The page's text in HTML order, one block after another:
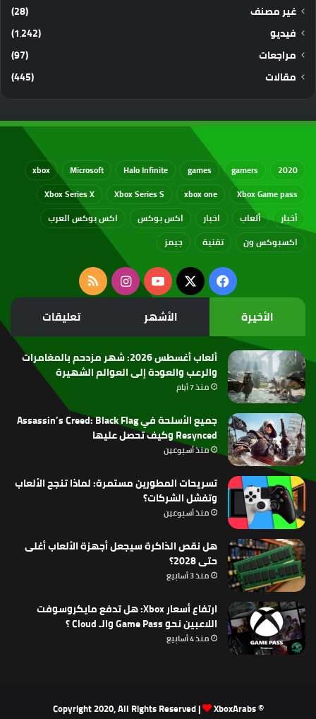
غير مصنف
(28)
فيديو
(1٬242)
مراجعات
(97)
مقالات
(445)
2020
gamers
games
Halo Infinite
Microsoft
xbox
Xbox Game pass
xbox one
Xbox Series S
Xbox Series X
أخبار
ألعاب اخبار اكس بوكس
اكس بوكس العرب
اكسبوكس ون
تقنية جيمز
فيسبوك
‫X
‫YouTubeانستقرامملخص
الموقع
RSS
الأخيرة الأشهر تعليقات
ألعاب أغسطس 2026: شهر مزدحم بالمغامرات
والرعب والعودة إلى العوالم الشهيرة
منذ 7 أيام
جميع الأسلحة في Assassin’s Creed: Black Flag
Resynced وكيف تحصل عليها
منذ أسبوعين
تسريحات المطورين مستمرة: لماذا تنجح الألعاب
وتفشل الشركات؟
منذ أسبوعين
هل نقص الذاكرة سيجعل أجهزة الألعاب أغلى
حتى 2028؟
منذ 3 أسابيع
ارتفاع أسعار Xbox: هل تدفع مايكروسوفت
اللاعبين نحو Game Pass والـ Cloud ؟
منذ 4 أسابيع
© Copyright 2020, All Rights Reserved |
XboxArabs